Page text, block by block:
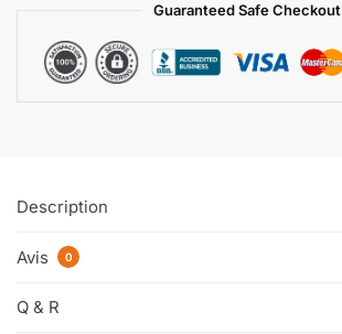
Guaranteed Safe Checkout
Description
Avis 0
Q & R